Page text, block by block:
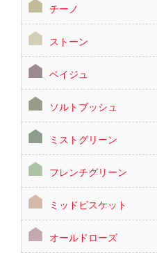
チーノ
ストーン
ベイジュ
ソルトブッシュ
ミストグリーン
フレンチグリーン
ミッドビスケット
オールドローズ